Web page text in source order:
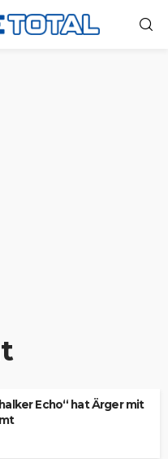
Echo“ hat Ärger mit